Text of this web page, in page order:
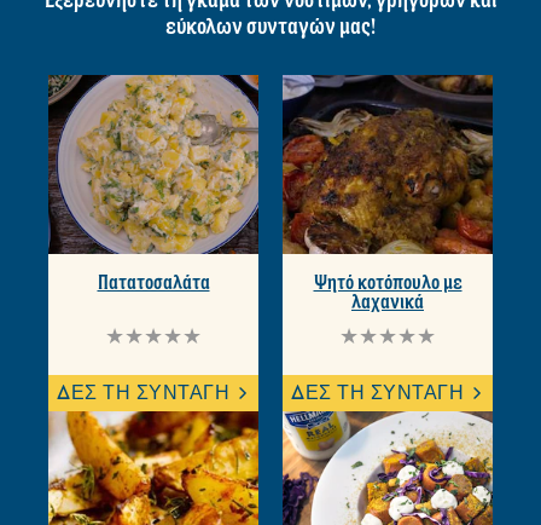
εύκολων συνταγών μας!
Δεν
για
αυτό
το
recipe
Πατατοσαλάτα
ΔΕΣ ΤΗ ΣΥΝΤΑΓΗ
Δεν
για
αυτό
το
recipe
Ψητό κοτόπουλο με
λαχανικά
ΔΕΣ ΤΗ ΣΥΝΤΑΓΗ